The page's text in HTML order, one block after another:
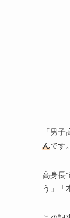
「男
んです。
高身長
う」「